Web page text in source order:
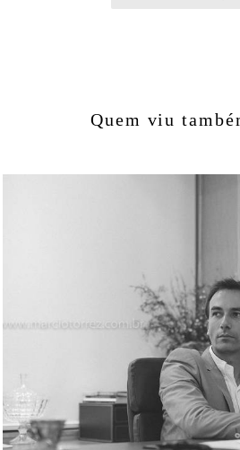
Quem viu
1518